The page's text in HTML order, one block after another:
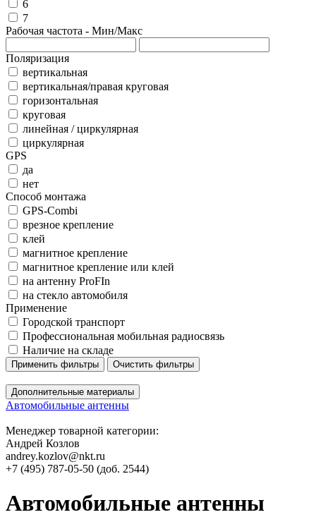
6
7
Рабочая частота - Мин/Макс
Поляризация
вертикальная
вертикальная/правая круговая
горизонтальная
круговая
линейная / циркулярная
циркулярная
GPS
да
нет
Способ монтажа
GPS-Combi
врезное крепление
клей
магнитное крепление
магнитное крепление или клей
на антенну ProFIn
на стекло автомобиля
Применение
Городской транспорт
Профессиональная мобильная радиосвязь
Наличие на складе
Применить фильтры Очистить фильтры
Дополнительные материалы
Автомобильные антенны
Менеджер товарной категории:
Андрей Козлов
andrey.kozlov@nkt.ru
+7 (495) 787-05-50 (доб. 2544)
Автомобильные антенны